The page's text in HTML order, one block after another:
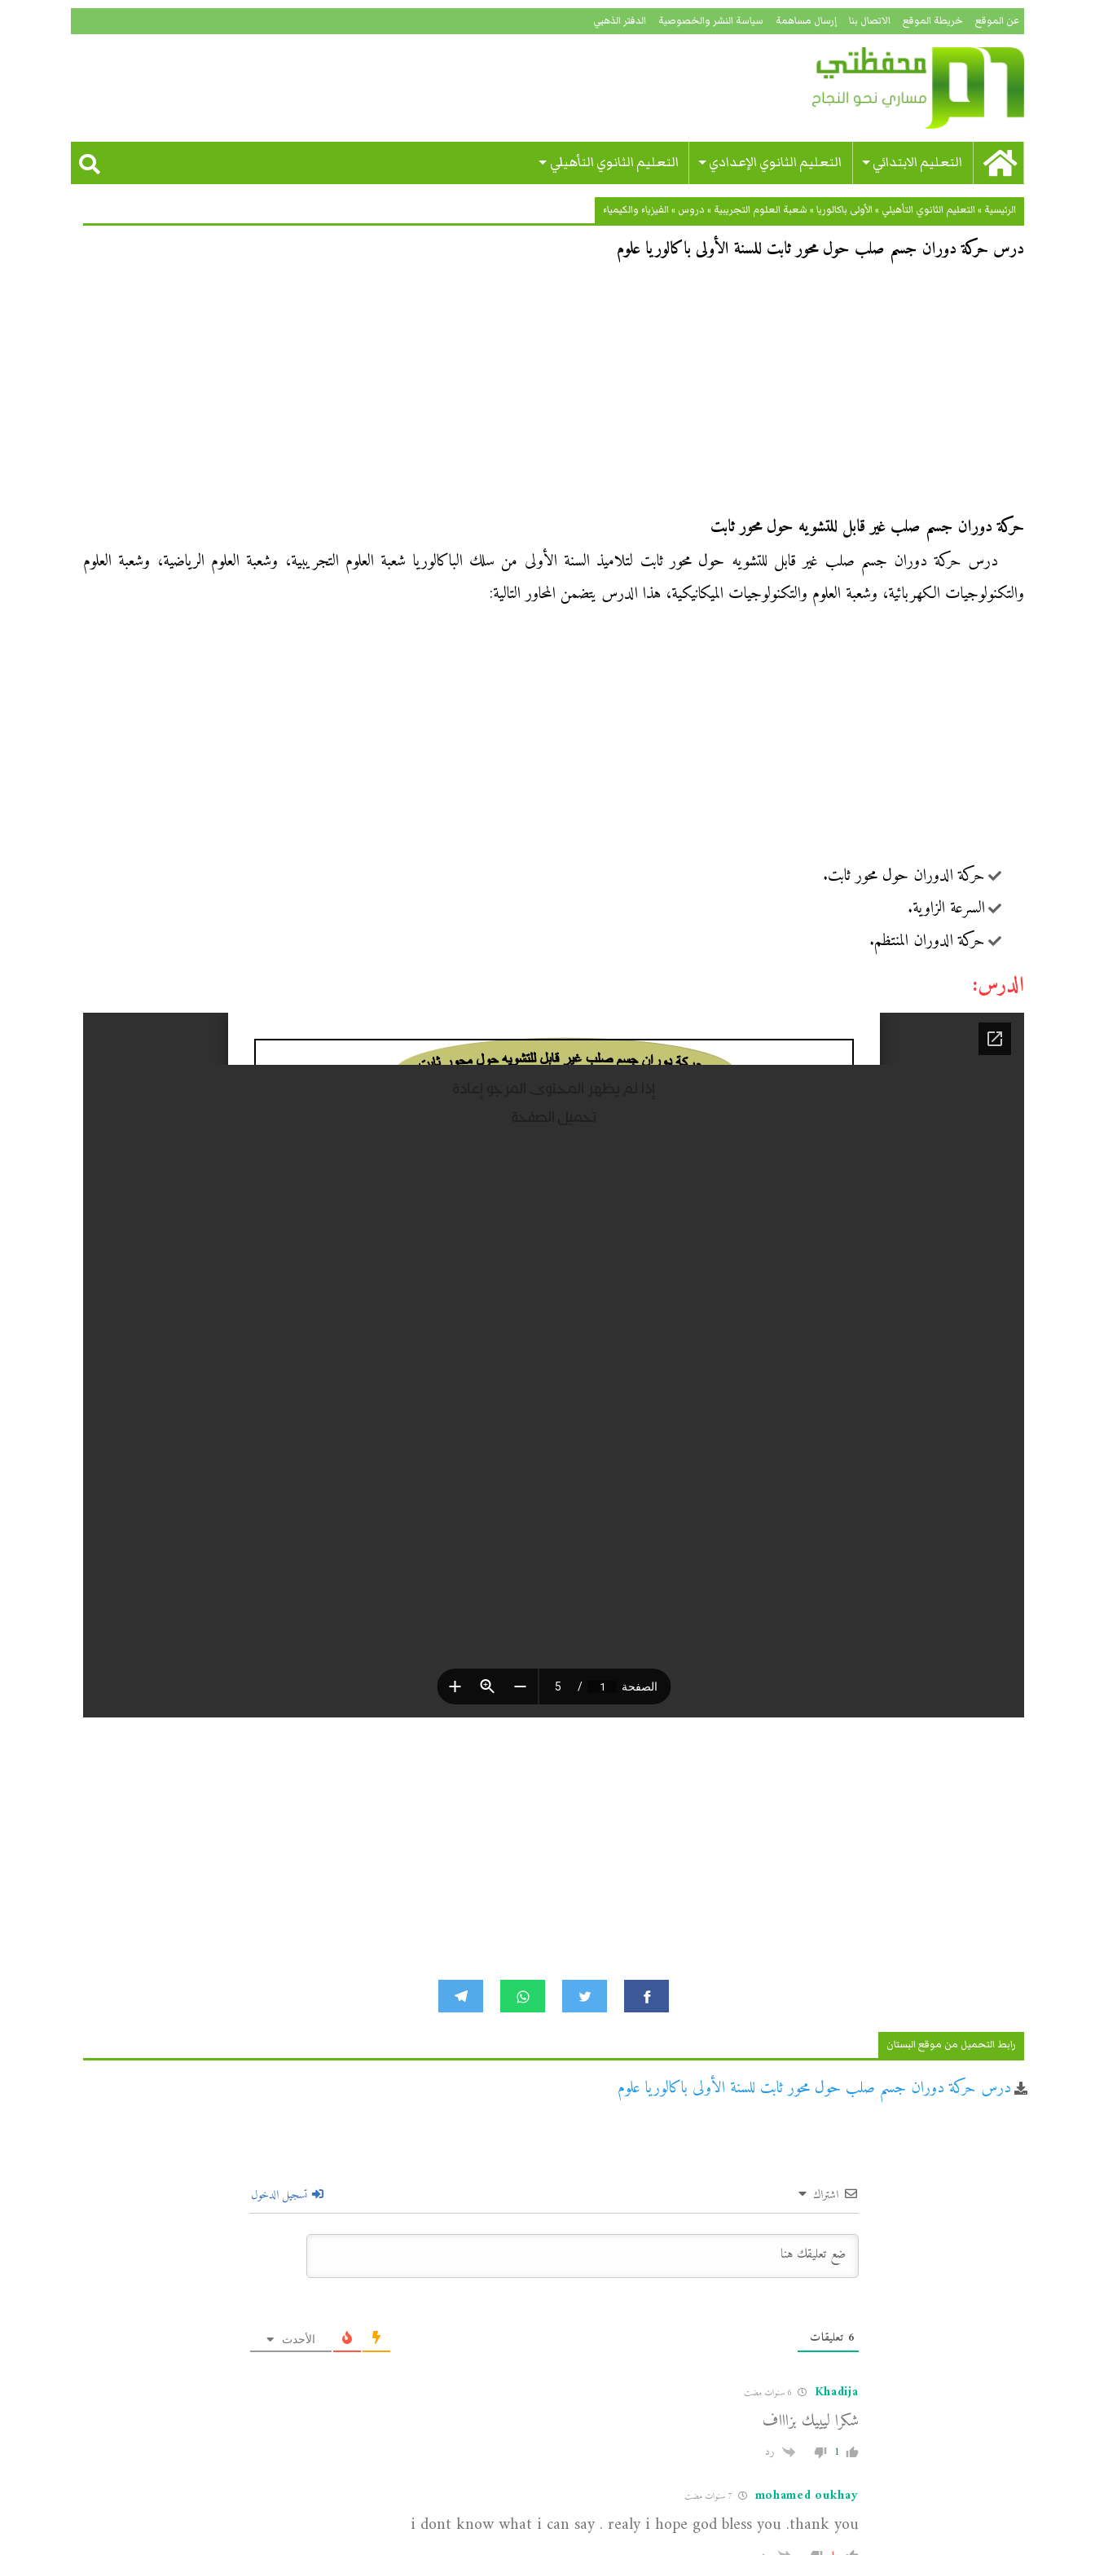
عن الموقع خريطة الموقع الاتصال بنا إرسال مساهمة سياسة النشر والخصوصية الدفتر الذهبي
التعليم الابتدائي التعليم الثانوي الإعدادي التعليم الثانوي التأهيلي
الرئيسية »التعليم الثانوي التأهيلي »الأولى باكالوريا» شعبة العلوم التجريبية » دروس »الفيزياء والكيمياء
درس حركة دوران جسم صلب حول محور ثابت للسنة الأولى باكالوريا علوم
حركة دوران جسم صلب غير قابل للتشويه حول محور ثابت
درس حركة دوران جسم صلب غير قابل للتشويه حول محور ثابت لتلاميذ السنة الأولى من سلك الباكالوريا شعبة العلوم التجريبية، وشعبة العلوم الرياضية، وشعبة العلوم
والتكنولوجيات الكهربائية، وشعبة العلوم والتكنولوجيات الميكانيكية، هذا الدرس يتضمن المحاور التالية:
حركة الدوران حول محور ثابت.
السرعة الزاوية.
حركة الدوران المنتظم.
الدرس:
رابط التحميل من موقع البستان
درس حركة دوران جسم صلب حول محور ثابت للسنة الأولى باكالوريا علوم
اشتراك تسجيل الدخول
6 تعليقات الأحدث
Khadija
شكرا ليييك بزاااف
1 رد
mohamed oukhay
i dont know what i can say . realy i hope god bless you .thank you